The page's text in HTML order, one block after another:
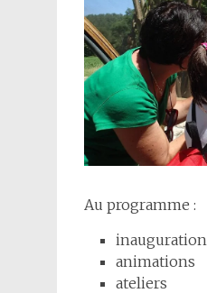
Au programme :
animations
ateliers